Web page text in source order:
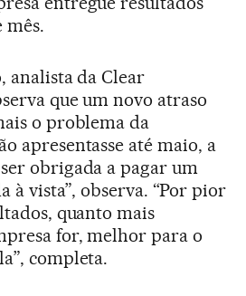
mês.
analista da Clear
que um novo atraso
o problema da
apresentasse até maio, a
obrigada a pagar um
à vista”, observa. “Por pior
quanto mais
for, melhor para o
completa.